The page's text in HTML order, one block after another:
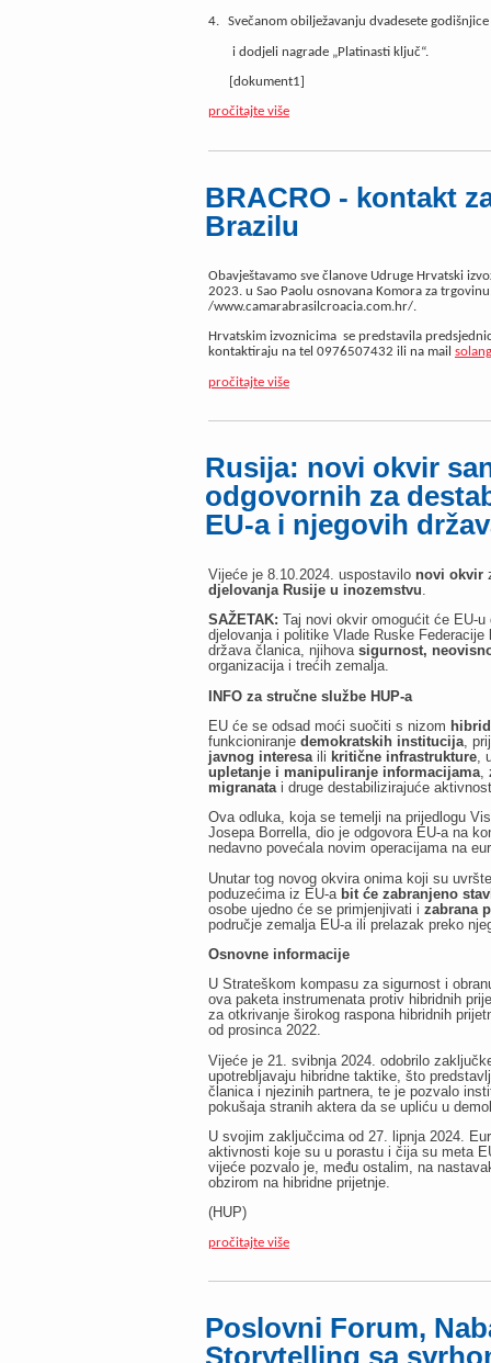
4. Svečanom obilježavanju dvadesete
i dodjeli nagrade „Platinasti ključ“.
[dokument1]
pročitajte više
BRACRO - kontakt
Brazilu
Obavještavamo sve članove Udruge Hrvatski
2023. u Sao Paolu osnovana Komora za
/www.camarabrasilcroacia.com.hr/.
Hrvatskim izvoznicima se predstavila
kontaktiraju na tel 0976507432 ili na mail
pročitajte više
Rusija: novi okvir
odgovornih za
EU-a i njegovih
Vijeće je 8.10.2024. uspostavilo novi okvir
djelovanja Rusije u inozemstvu
SAŽETAK: Taj novi okvir omogućit će EU-
djelovanja i politike Vlade Ruske
država članica, njihova sigurnost,
organizacija i trećih zemalja.
INFO za stručne službe HUP-a
EU će se odsad moći suočiti s nizom
funkcioniranje demokratskih institucija ,
javnog interesa ili kritične infrastrukture
upletanje i manipuliranje informacijama
migranata i druge destabilizirajuće
Ova odluka, koja se temelji na prijedlogu
Josepa Borrella, dio je odgovora EU-a na
nedavno povećala novim operacijama na
Unutar tog novog okvira onima koji su
poduzećima iz EU-a bit će zabranjeno
osobe ujedno će se primjenjivati i zabrana
područje zemalja EU-a ili prelazak preko
Osnovne informacije
U Strateškom kompasu za sigurnost i
ova paketa instrumenata protiv hibridnih
za otkrivanje širokog raspona hibridnih
od prosinca 2022.
Vijeće je 21. svibnja 2024. odobrilo
upotrebljavaju hibridne taktike, što
članica i njezinih partnera, te je pozvalo
pokušaja stranih aktera da se upliću u
U svojim zaključcima od 27. lipnja 2024.
aktivnosti koje su u porastu i čija su meta
vijeće pozvalo je, među ostalim, na
obzirom na hibridne prijetnje.
(HUP)
pročitajte više
Poslovni Forum,
Storytelling sa